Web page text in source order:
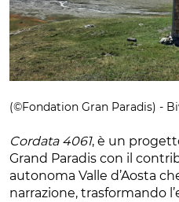
(©Fondation Gran Paradis) -
Cordata 4061, è un
Grand Paradis con il
autonoma Valle d’Aosta
narrazione, trasformando